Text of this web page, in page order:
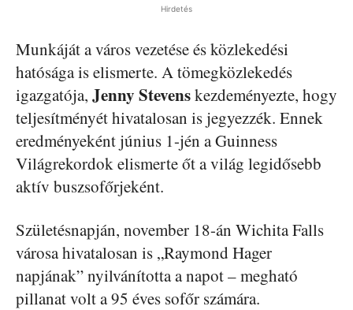
Hirdetés
Munkáját a város vezetése és közlekedési
hatósága is elismerte. A tömegközlekedés
igazgatója, Jenny Stevenskezdeményezte, hogy
teljesítményét hivatalosan is jegyezzék. Ennek
eredményeként június 1-jén a Guinness
Világrekordok elismerte őt a világ legidősebb
aktív buszsofőrjeként.
Születésnapján, november 18-án Wichita Falls
városa hivatalosan is „Raymond Hager
napjának” nyilvánította a napot – megható
pillanat volt a 95 éves sofőr számára.